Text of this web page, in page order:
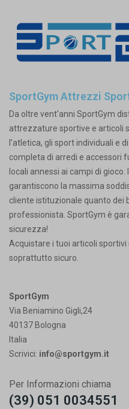
SportGym Attrezzi
Da oltre vent'anni SportGym
attrezzature sportive e articoli
l’atletica, gli sport individuali e
completa di arredi e accessori
locali annessi ai campi di
garantiscono la massima
cliente istituzionale quanto dei
professionista. SportGym è
sicurezza!
Acquistare i tuoi articoli
soprattutto sicuro.
SportGym
Via Beniamino Gigli,24
40137 Bologna
Italia
Scrivici: info@sportgym.it
Per Informazioni chiama
(39) 051 0034551